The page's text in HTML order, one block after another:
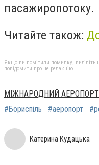
пасажиропотоку.
Читайте також:
Якщо ви помітили помилку, виділіть
повідомити про це редакцію
МІЖНАРОДНИЙ АЕРОПОРТ
#Бориспіль
#аеропорт
Катерина Кудацька